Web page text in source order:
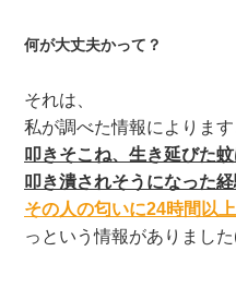
何が大丈夫かって？
それは、
私が調べた情報によります
叩きそこね、生き延びた蚊
叩き潰されそうになった経
その人の匂いに24時間以
っという情報がありました